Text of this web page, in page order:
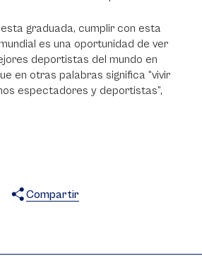
graduada, cumplir con esta
es una oportunidad de ver
deportistas del mundo en
en otras palabras significa “vivir
espectadores y deportistas”,
Compartir